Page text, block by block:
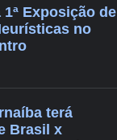
Exposição de
no
terá
Brasil x